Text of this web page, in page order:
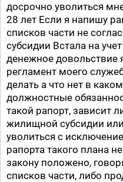
досрочно уволиться
28 лет Если я напишу
списков части не
субсидии Встала на
денежное довольствие
регламент моего
делать а что нет в
должностные
такой рапорт, зависит
жилищной субсидии
уволиться с
рапорта такого плана
закону положено,
списков части, либо